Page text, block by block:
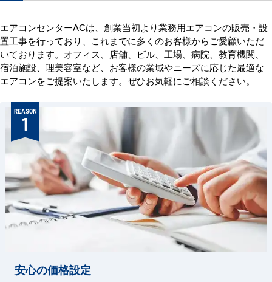
エアコンセンターACは、創業当初より業務用エアコンの販売・設
置工事を行っており、これまでに多くのお客様からご愛顧いただ
いております。オフィス、店舗、ビル、工場、病院、教育機関、
宿泊施設、理美容室など、お客様の業域やニーズに応じた最適な
エアコンをご提案いたします。ぜひお気軽にご相談ください。
REASON
1
安心の価格設定